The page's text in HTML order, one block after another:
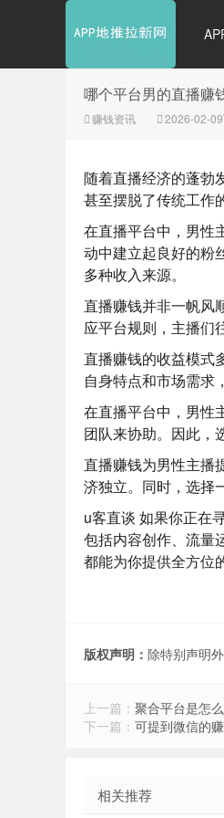
哪个平台男的直播赚
赚钱资讯 2026-02-
随着直播经济的蓬勃
甚至摆脱了传统工作
在直播平台中，男性
动中建立起良好的粉
多种收入来源。
直播赚钱并非一帆风
应平台规则，主播们
直播赚钱的收益模式
自身特点和市场需求
在直播平台中，男性
团队来协助。因此，
直播赚钱为男性主播
济独立。同时，选择
u客直谈 如果你正在
包括内容创作、流量
都能为你提供全方位
版权声明： 除特别声明
上一篇： 聚合平台是怎
下一篇： 可提到微信的
相关推荐